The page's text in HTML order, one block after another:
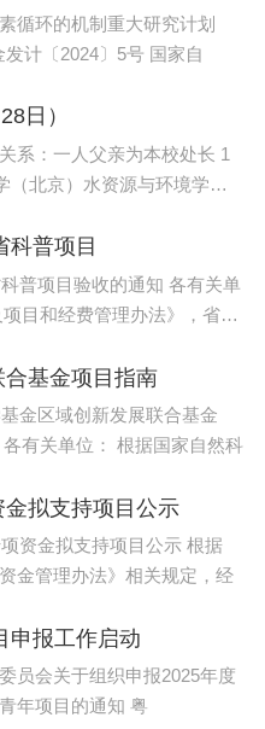
企业账款。
超数额、超时限查封扣
业家自由，影响民营企
有关协会、商会强制入
费，或通过评比达标表
从事检验、检测、评
务的中介机构，垄断经
有关地方和单位未落实
、知识产权侵权和行政
问题线索。
循环的机制重大研究计划
2024年度项目指南的通告 国科金发计〔2024〕5号 国家自
日）
系：一人父亲为本校处长 1
（北京）水资源与环境学院
科普项目
普项目验收的通知 各有关单
目和经费管理办法》，省科
基金项目指南
金区域创新发展联合基金
（黑龙江）项目指南建议的通知 各有关单位： 根据国家自然科
拟支持项目公示
金拟支持项目公示 根据
金管理办法》相关规定，经
申报工作启动
员会关于组织申报2025年度
省自然科学基金面上项目和杰出青年项目的通知 粤